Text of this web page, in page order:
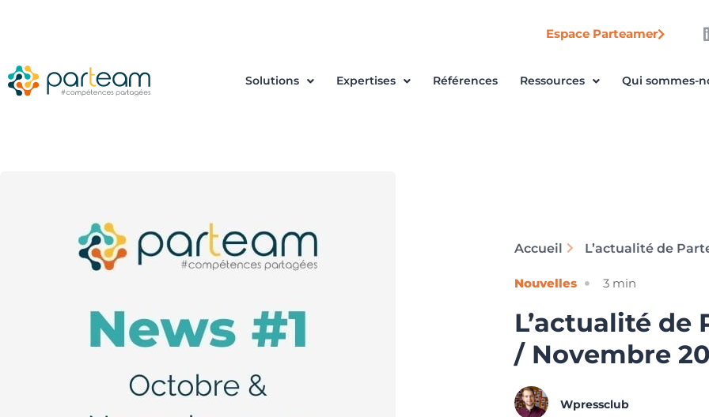
Espace Parteamer
Solutions Expertises Références Ressources Qui sommes-
Accueil
Nouvelles 3 min
L’actualité de
/ Novembre
Wpressclub